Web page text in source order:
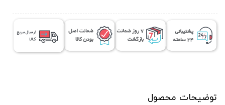
توضیحات محصول